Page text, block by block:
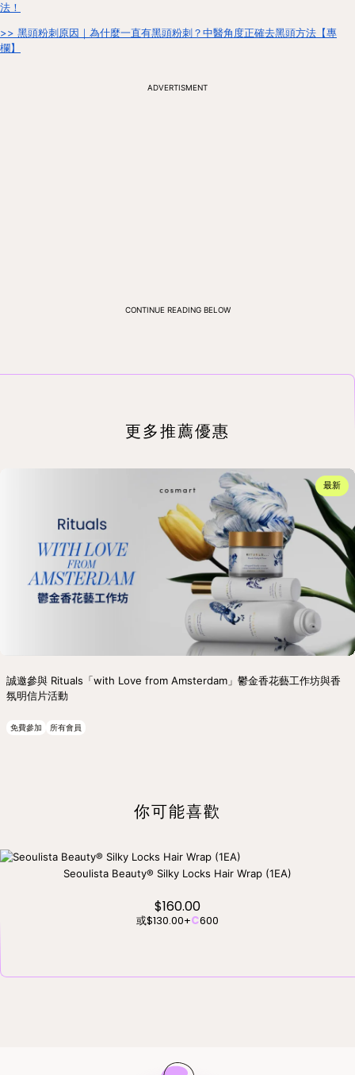
法！
>> 黑頭粉刺原因｜為什麼一直有黑頭粉刺？中醫角度正確去黑頭方法【專
欄】
ADVERTISMENT
CONTINUE READING BELOW
更多推薦優惠
最新
誠邀參與 Rituals「with Love from Amsterdam」鬱金香花藝工作坊與香
氛明信片活動
免費參加 所有會員
你可能喜歡
Seoulista Beauty® Silky Locks Hair Wrap (1EA)
$160.00
或$130.00+C600